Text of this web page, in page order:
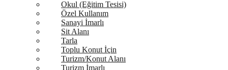
Okul (Eğitim Tesisi)
Özel Kullanım
Sanayi İmarlı
Sit Alanı
Tarla
Toplu Konut İçin
Turizm/Konut Alanı
Turizm İmarlı